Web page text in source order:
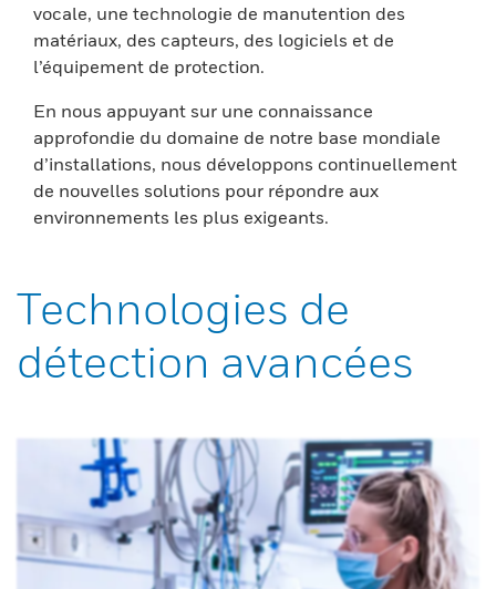
vocale, une technologie de manutention des
matériaux, des capteurs, des logiciels et de
l’équipement de protection.
En nous appuyant sur une connaissance
approfondie du domaine de notre base mondiale
d’installations, nous développons continuellement
de nouvelles solutions pour répondre aux
environnements les plus exigeants.
Technologies de
détection avancées